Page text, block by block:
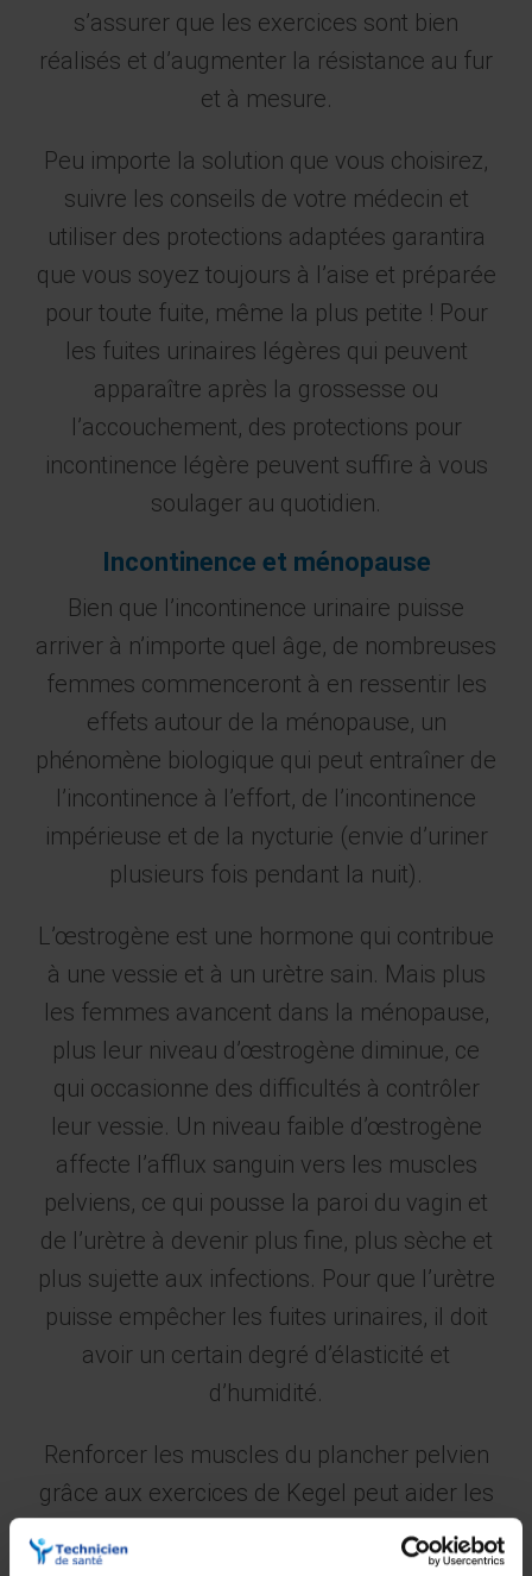
s’assurer que les exercices sont bien
réalisés et d’augmenter la résistance au fur
et à mesure.
Peu importe la solution que vous choisirez,
suivre les conseils de votre médecin et
utiliser des protections adaptées garantira
que vous soyez toujours à l’aise et préparée
pour toute fuite, même la plus petite ! Pour
les fuites urinaires légères qui peuvent
apparaître après la grossesse ou
l’accouchement, des protections pour
incontinence légère peuvent suffire à vous
soulager au quotidien.
Incontinence et ménopause
Bien que l’incontinence urinaire puisse
arriver à n’importe quel âge, de nombreuses
femmes commenceront à en ressentir les
effets autour de la ménopause, un
phénomène biologique qui peut entraîner de
l’incontinence à l’effort, de l’incontinence
impérieuse et de la nycturie (envie d’uriner
plusieurs fois pendant la nuit).
L’œstrogène est une hormone qui contribue
à une vessie et à un urètre sain. Mais plus
les femmes avancent dans la ménopause,
plus leur niveau d’œstrogène diminue, ce
qui occasionne des difficultés à contrôler
leur vessie. Un niveau faible d’œstrogène
affecte l’afflux sanguin vers les muscles
pelviens, ce qui pousse la paroi du vagin et
de l’urètre à devenir plus fine, plus sèche et
plus sujette aux infections. Pour que l’urètre
puisse empêcher les fuites urinaires, il doit
avoir un certain degré d’élasticité et
d’humidité.
Renforcer les muscles du plancher pelvien
grâce aux exercices de Kegel peut aider les
femmes ménopausées à gérer les
symptômes de l’incontinence. Les femmes